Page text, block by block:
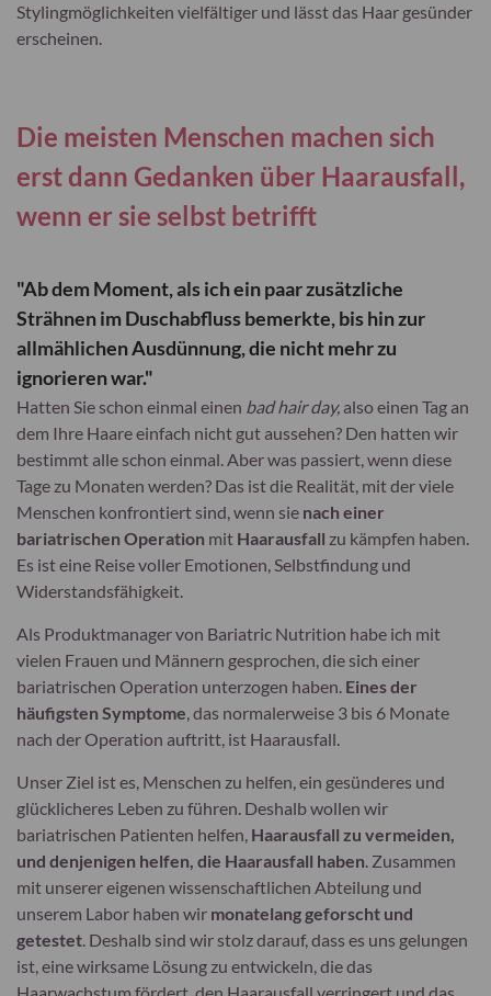
Stylingmöglichkeiten vielfältiger und lässt das Haar gesünder
erscheinen.
Die meisten Menschen machen sich
erst dann Gedanken über Haarausfall,
wenn er sie selbst betrifft
"Ab dem Moment, als ich ein paar zusätzliche
Strähnen im Duschabfluss bemerkte, bis hin zur
allmählichen Ausdünnung, die nicht mehr zu
ignorieren war."
Hatten Sie schon einmal einen bad hair day, also einen Tag an
dem Ihre Haare einfach nicht gut aussehen? Den hatten wir
bestimmt alle schon einmal. Aber was passiert, wenn diese
Tage zu Monaten werden? Das ist die Realität, mit der viele
Menschen konfrontiert sind, wenn sie nach einer
bariatrischen Operation mit Haarausfall zu kämpfen haben.
Es ist eine Reise voller Emotionen, Selbstfindung und
Widerstandsfähigkeit.
Als Produktmanager von Bariatric Nutrition habe ich mit
vielen Frauen und Männern gesprochen, die sich einer
bariatrischen Operation unterzogen haben. Eines der
häufigsten Symptome, das normalerweise 3 bis 6 Monate
nach der Operation auftritt, ist Haarausfall.
Unser Ziel ist es, Menschen zu helfen, ein gesünderes und
glücklicheres Leben zu führen. Deshalb wollen wir
bariatrischen Patienten helfen, Haarausfall zu vermeiden,
und denjenigen helfen, die Haarausfall haben. Zusammen
mit unserer eigenen wissenschaftlichen Abteilung und
unserem Labor haben wir monatelang geforscht und
getestet. Deshalb sind wir stolz darauf, dass es uns gelungen
ist, eine wirksame Lösung zu entwickeln, die das